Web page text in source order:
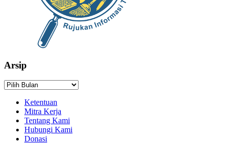
Arsip
Arsip
Ketentuan
Mitra Kerja
Tentang Kami
Hubungi Kami
Donasi